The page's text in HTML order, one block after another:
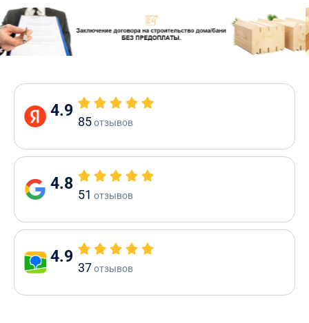
4.9
85отзывов
4.8
51 отзывов
4.9
37отзывов